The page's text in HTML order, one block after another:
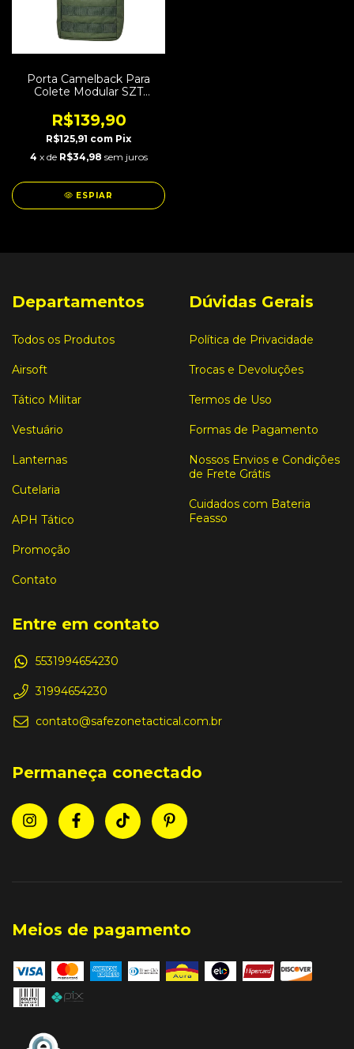
Porta Camelback Para
Colete Modular SZT
R$139,90
R$125,91 com Pix
4 x de R$34,98 sem juros
ESPIAR
Departamentos
Todos os Produtos
Airsoft
Tático Militar
Vestuário
Lanternas
Cutelaria
APH Tático
Promoção
Contato
Dúvidas Gerais
Política de Privacidade
Trocas e Devoluções
Termos de Uso
Formas de Pagamento
Nossos Envios e Condições
de Frete Grátis
Cuidados com Bateria
Feasso
Entre em contato
5531994654230
31994654230
contato@safezonetactical.com.br
Permaneça conectado
Meios de pagamento